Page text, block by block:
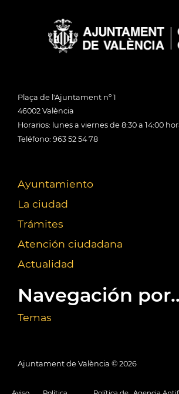
Plaça de l'Ajuntament nº 1
46002 València
Horarios: lunes a viernes de 8:30 a 14:00
Teléfono: 963 52 54 78
Ayuntamiento
La ciudad
Trámites
Atención ciudadana
Actualidad
Navegación
Temas
Ajuntament de València © 2026